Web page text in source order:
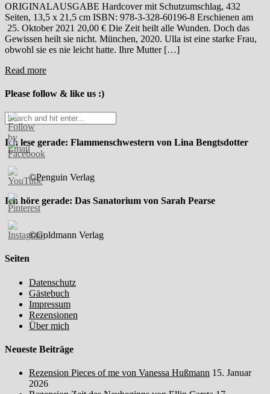
ORIGINALAUSGABE Hardcover mit Schutzumschlag, 432
Seiten, 13,5 x 21,5 cm ISBN: 978-3-328-60196-8 Erschienen am
25. Oktober 2021 20,00 € Die Zeit heilt alle Wunden. Doch das
Gewissen heilt sie nicht. München, 2020. Ulla ist eine starke Frau,
obwohl sie es nie leicht hatte. Ihre Mutter […]
Read more
Please follow & like us :)
Ich lese gerade: Flammenschwestern von Lina Bengtsdotter
©Penguin Verlag
Ich höre gerade: Das Sanatorium von Sarah Pearse
©Goldmann Verlag
Seiten
Datenschutz
Gästebuch
Impressum
Rezensionen
Über mich
Neueste Beiträge
Rezension Pieces of me von Vanessa Hußmann 15. Januar
2026